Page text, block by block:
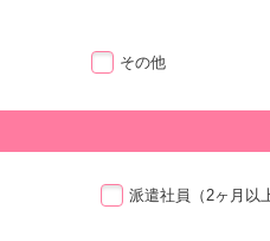
その他
派遣社員 （2ヶ月以